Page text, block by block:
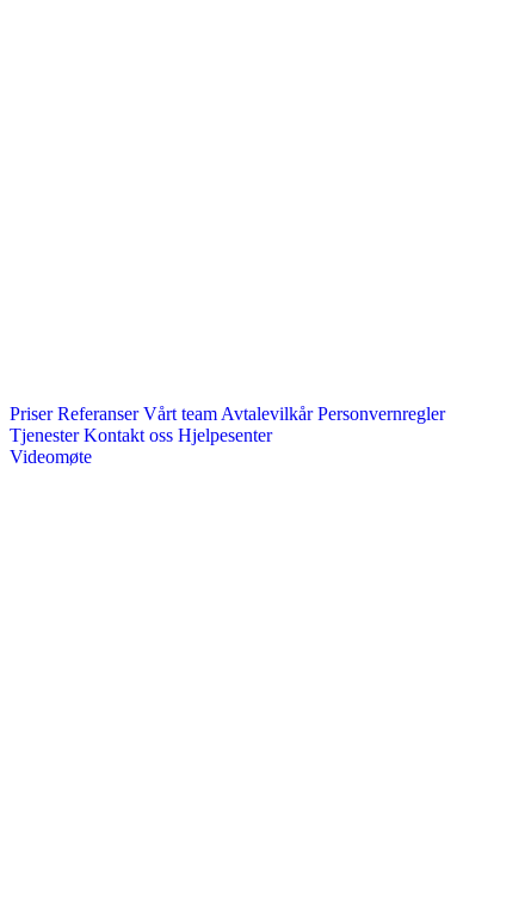
Priser Referanser Vårt team Avtalevilkår Personvernregler
Tjenester Kontakt oss Hjelpesenter
Videomøte